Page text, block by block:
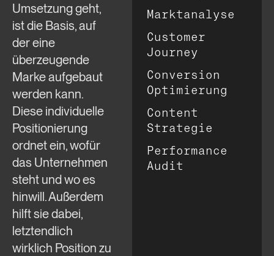
Umsetzung geht,
ist die Basis, auf
der eine
überzeugende
Marke aufgebaut
werden kann.
Diese individuelle
Positionierung
ordnet ein, wofür
das Unternehmen
steht und wo es
hinwill. Außerdem
hilft sie dabei,
letztendlich
wirklich Position zu
Marktanalyse
Customer
Journey
Conversion
Optimierung
Content
Strategie
Performance
Audit